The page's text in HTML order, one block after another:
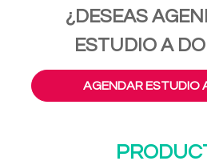
¿DESEAS
ESTUDIO A
AGENDAR ESTUDIO